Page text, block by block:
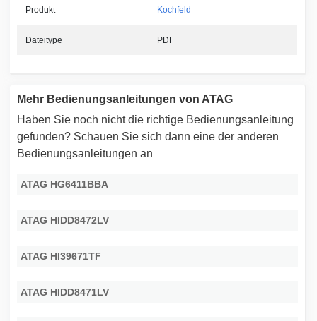
Produkt Kochfeld
Dateitype PDF
Mehr Bedienungsanleitungen von ATAG
Haben Sie noch nicht die richtige Bedienungsanleitung
gefunden? Schauen Sie sich dann eine der anderen
Bedienungsanleitungen an
ATAG HG6411BBA
ATAG HIDD8472LV
ATAG HI39671TF
ATAG HIDD8471LV